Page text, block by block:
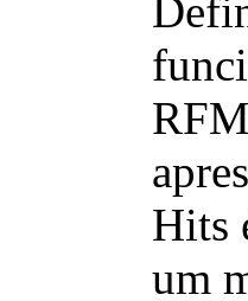
Hits
um